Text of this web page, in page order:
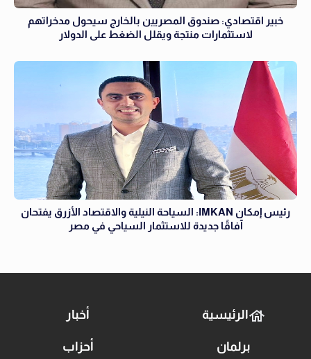
خبير اقتصادي: صندوق المصريين بالخارج سيحول مدخراتهم
لاستثمارات منتجة ويقلل الضغط على الدولار
رئيس إمكان IMKAN: السياحة النيلية والاقتصاد الأزرق يفتحان
آفاقًا جديدة للاستثمار السياحي في مصر
الرئيسية أخبار
برلمان أحزاب